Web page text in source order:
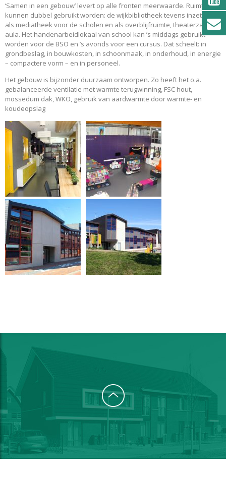
‘Samen in een gebouw’ levert op alle fronten meerwaarde. Ruimten
kunnen dubbel gebruikt worden: de wijkbibliotheek tevens inzetten
als mediatheek voor de scholen en als overblijfruimte, theaterzaal en
aula. Het handenarbeidlokaal van school kan ’s middags gebruikt
worden voor de BSO en ’s avonds voor een cursus. Dat scheelt: in
grondbeslag, in bouwkosten, in schoonmaak, in onderhoud, in energie
– compactere vorm – en in personeel.
Het gebouw is bijzonder duurzaam ontworpen. Zo heeft het o.a.
gebalanceerde ventilatie met warmte terugwinning, FSC hout,
mossedum dak, WKO, gebruik van aardwarmte door warmte- en
koudeopslag